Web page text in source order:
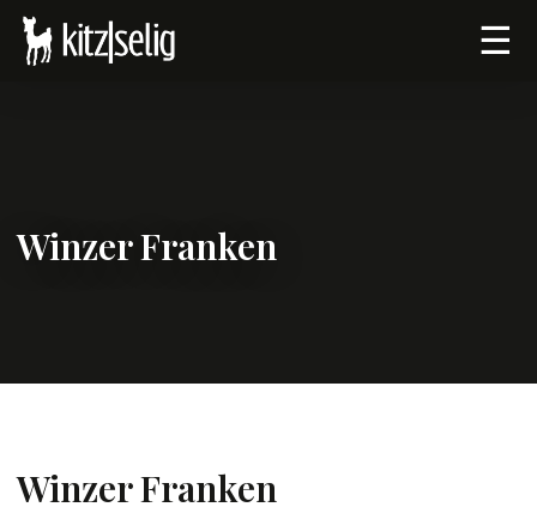
☰
Winzer Franken
Winzer Franken